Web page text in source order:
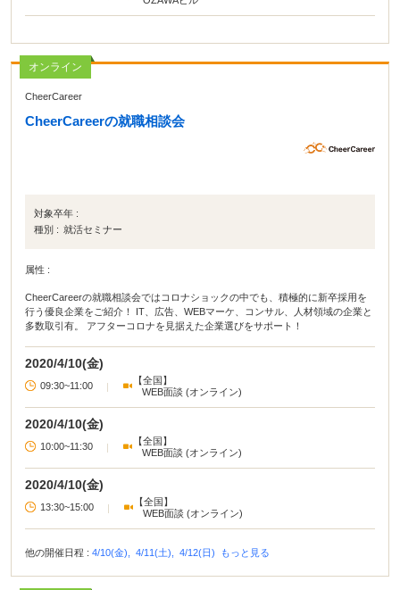
しての模擬面接に挑んでいただきます。 あなたのアウトプット力、表情、話し
オンライン
CheerCareer
CheerCareerの就職相談会
対象卒年 :
種別 : 就活セミナー
属性 :
CheerCareerの就職相談会ではコロナショックの中でも、積極的に新卒採用を
行う優良企業をご紹介！ IT、広告、WEBマーケ、コンサル、人材領域の企業と
多数取引有。 アフターコロナを見据えた企業選びをサポート！
2020/4/10(金)
09:30~11:00 |
【全国】
WEB面談 (オンライン)
2020/4/10(金)
10:00~11:30 |
【全国】
WEB面談 (オンライン)
2020/4/10(金)
13:30~15:00 |
【全国】
WEB面談 (オンライン)
他の開催日程 : 4/10(金), 4/11(土), 4/12(日) もっと見る